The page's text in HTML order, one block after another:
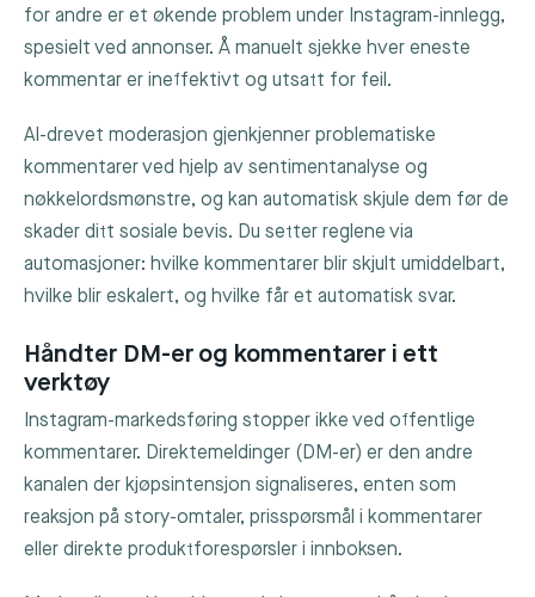
for andre er et økende problem under Instagram-innlegg,
spesielt ved annonser. Å manuelt sjekke hver eneste
kommentar er ineffektivt og utsatt for feil.
AI-drevet moderasjon gjenkjenner problematiske
kommentarer ved hjelp av sentimentanalyse og
nøkkelordsmønstre, og kan automatisk skjule dem før de
skader ditt sosiale bevis. Du setter reglene via
automasjoner: hvilke kommentarer blir skjult umiddelbart,
hvilke blir eskalert, og hvilke får et automatisk svar.
Håndter DM-er og kommentarer i ett
verktøy
Instagram-markedsføring stopper ikke ved offentlige
kommentarer. Direktemeldinger (DM-er) er den andre
kanalen der kjøpsintensjon signaliseres, enten som
reaksjon på story-omtaler, prisspørsmål i kommentarer
eller direkte produktforespørsler i innboksen.